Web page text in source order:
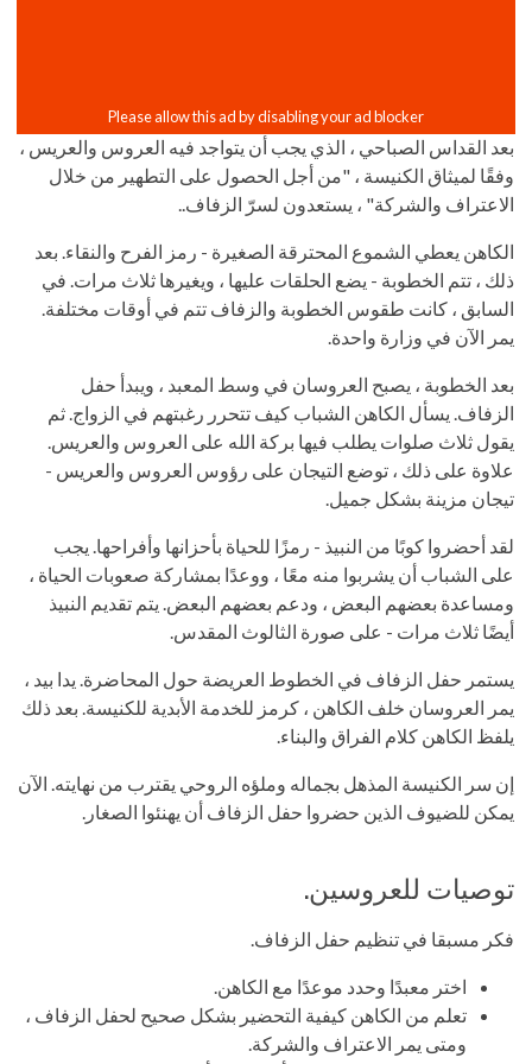
بعد القداس الصباحي ، الذي يجب أن يتواجد فيه العروس والعريس ،
وفقًا لميثاق الكنيسة ، "من أجل الحصول على التطهير من خلال
الاعتراف والشركة" ، يستعدون لسرّ الزفاف..
الكاهن يعطي الشموع المحترقة الصغيرة - رمز الفرح والنقاء. بعد
ذلك ، تتم الخطوبة - يضع الحلقات عليها ، ويغيرها ثلاث مرات. في
السابق ، كانت طقوس الخطوبة والزفاف تتم في أوقات مختلفة.
يمر الآن في وزارة واحدة.
بعد الخطوبة ، يصبح العروسان في وسط المعبد ، ويبدأ حفل
الزفاف. يسأل الكاهن الشباب كيف تتحرر رغبتهم في الزواج. ثم
يقول ثلاث صلوات يطلب فيها بركة الله على العروس والعريس.
علاوة على ذلك ، توضع التيجان على رؤوس العروس والعريس -
تيجان مزينة بشكل جميل.
لقد أحضروا كوبًا من النبيذ - رمزًا للحياة بأحزانها وأفراحها. يجب
على الشباب أن يشربوا منه معًا ، ووعدًا بمشاركة صعوبات الحياة ،
ومساعدة بعضهم البعض ، ودعم بعضهم البعض. يتم تقديم النبيذ
أيضًا ثلاث مرات - على صورة الثالوث المقدس.
يستمر حفل الزفاف في الخطوط العريضة حول المحاضرة. يدا بيد ،
يمر العروسان خلف الكاهن ، كرمز للخدمة الأبدية للكنيسة. بعد ذلك
يلفظ الكاهن كلام الفراق والبناء.
إن سر الكنيسة المذهل بجماله وملؤه الروحي يقترب من نهايته. الآن
يمكن للضيوف الذين حضروا حفل الزفاف أن يهنئوا الصغار.
توصيات للعروسين.
فكر مسبقا في تنظيم حفل الزفاف.
اختر معبدًا وحدد موعدًا مع الكاهن.
تعلم من الكاهن كيفية التحضير بشكل صحيح لحفل الزفاف ،
ومتى يمر الاعتراف والشركة.